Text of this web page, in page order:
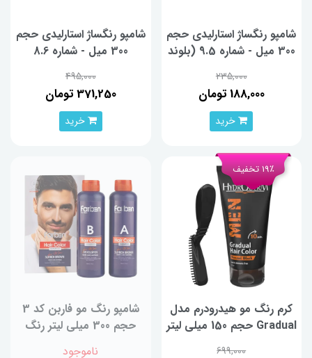
شامپو رنگساژ استارليدی حجم
300 میل - شماره 9.5 (بلوند
235,000
188,000 تومان
خرید
شامپو رنگساژ استارليدی حجم
300 میل - شماره 8.6
495,000
371,250 تومان
خرید
کرم رنگ مو هیدرودرم مدل
Gradual حجم 150 میلی لیتر
رنگ مشکی
699,000
19٪ تخفیف
شامپو رنگ مو فاربن کد 3
حجم 300 میلی لیتر رنگ
قهوه ای
ناموجود